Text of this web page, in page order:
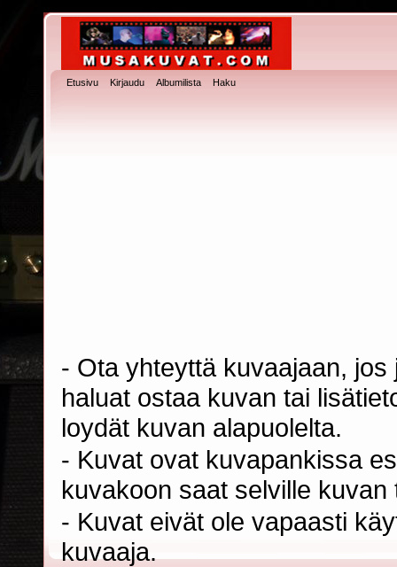
Etusivu Kirjaudu Albumilista Haku
- Ota yhteyttä kuvaajaan,
haluat ostaa kuvan tai
loydät kuvan alapuolelta.
- Kuvat ovat kuvapankissa
kuvakoon saat selville
- Kuvat eivät ole vapaasti
kuvaaja.